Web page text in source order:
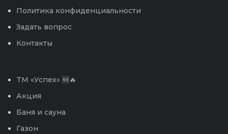
Политика конфиденциальности
Задать вопрос
Контакты
TM «Успех» 🆕🔥
Акция
Баня и сауна
Газон